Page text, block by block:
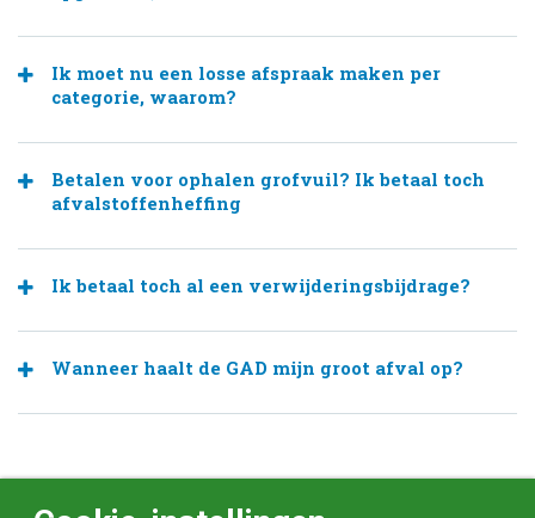
Ik moet nu een losse afspraak maken per
categorie, waarom?
Betalen voor ophalen grofvuil? Ik betaal toch
afvalstoffenheffing
Ik betaal toch al een verwijderingsbijdrage?
Wanneer haalt de GAD mijn groot afval op?